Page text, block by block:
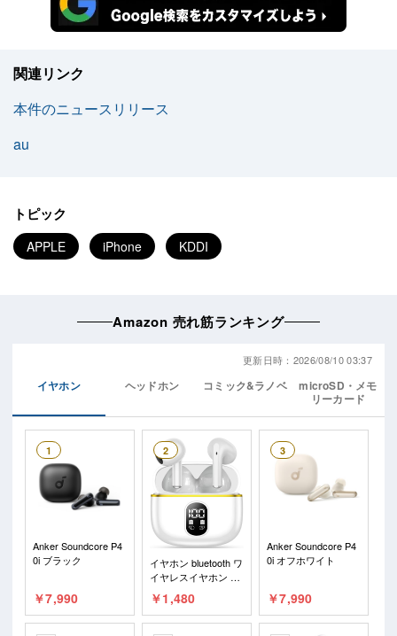
関連リンク
本件のニュースリリース
au
トピック
APPLE iPhone KDDI